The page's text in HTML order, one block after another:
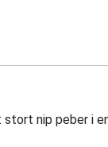
nip peber i